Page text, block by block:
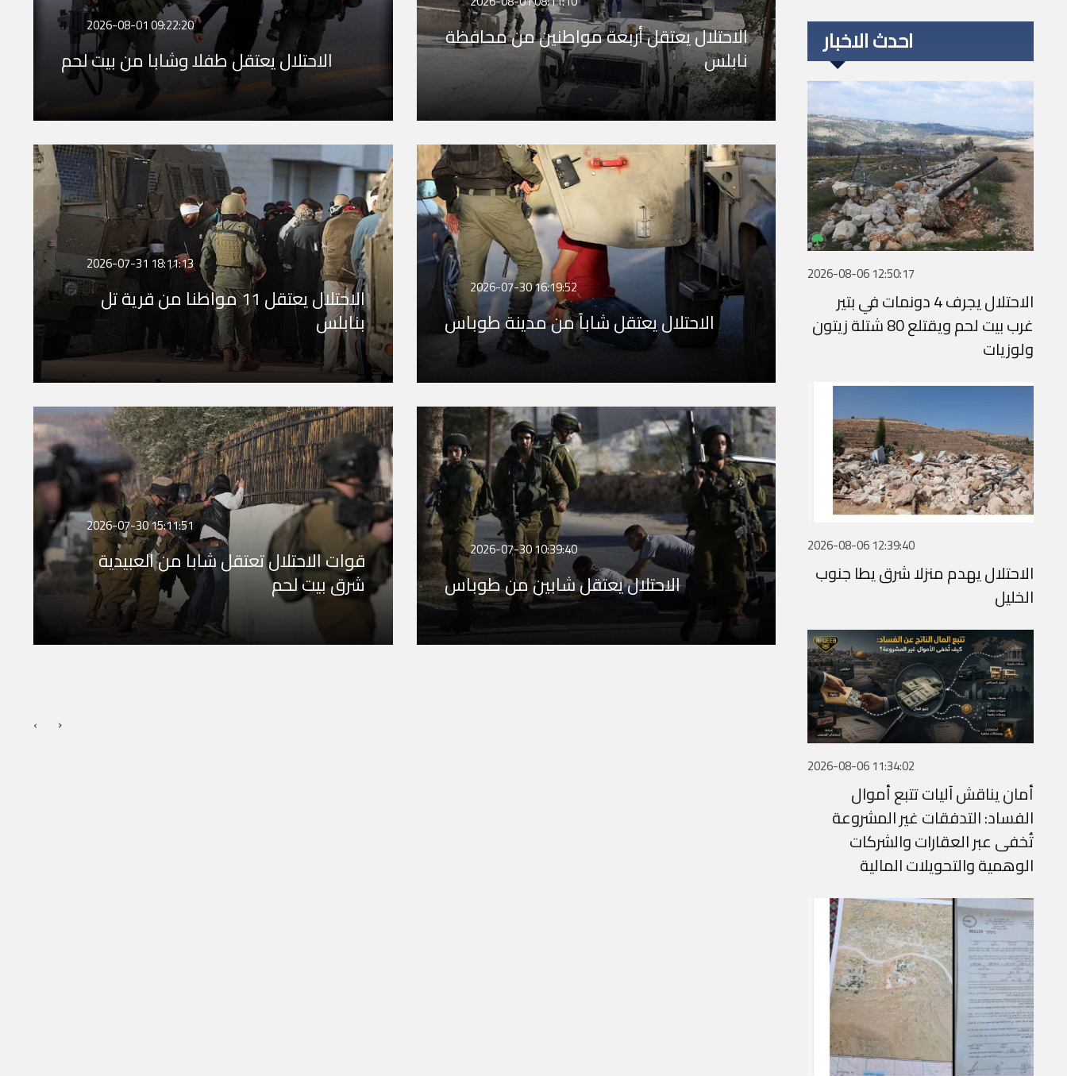
2026-08-01 09:22:20
الاحتلال يعتقل طفلا وشابا من بيت لحم
الاحتلال يعتقل أربعة مواطنين من محافظة
نابلس
2026-07-31 18:11:13
الاحتلال يعتقل 11 مواطنا من قرية تل
بنابلس
2026-07-30 16:19:52
الاحتلال يعتقل شاباً من مدينة طوباس
2026-07-30 15:11:51
قوات الاحتلال تعتقل شابا من العبيدية
شرق بيت لحم
2026-07-30 10:39:40
الاحتلال يعتقل شابين من طوباس
‹ ›
احدث الاخبار
2026-08-06 12:50:17
الاحتلال يجرف 4 دونمات في بتير
غرب بيت لحم ويقتلع 80 شتلة زيتون
ولوزيات
2026-08-06 12:39:40
الاحتلال يهدم منزلا شرق يطا جنوب
الخليل
2026-08-06 11:34:02
أمان يناقش آليات تتبع أموال
الفساد: التدفقات غير المشروعة
تُخفى عبر العقارات والشركات
الوهمية والتحويلات المالية